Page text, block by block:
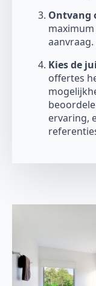
Ontvang
aanvraag.
Kies de
offertes
ervaring,